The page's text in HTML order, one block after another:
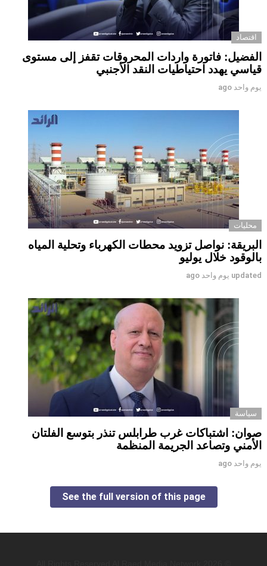
اقتصاد
الفضيل: فاتورة واردات المحروقات تقفز إلى مستوى
قياسي يهدد احتياطيات النقد الأجنبي
يوم واحد ago
محليات
البريقة: نواصل تزويد محطات الكهرباء وتحلية المياه
بالوقود خلال يوليو
updated يوم واحد ago
سياسة
صوان: اشتباكات غرب طرابلس تنذر بتوسع الفلتان
الأمني وتصاعد الجريمة المنظمة
يوم واحد ago
See the full version of this page